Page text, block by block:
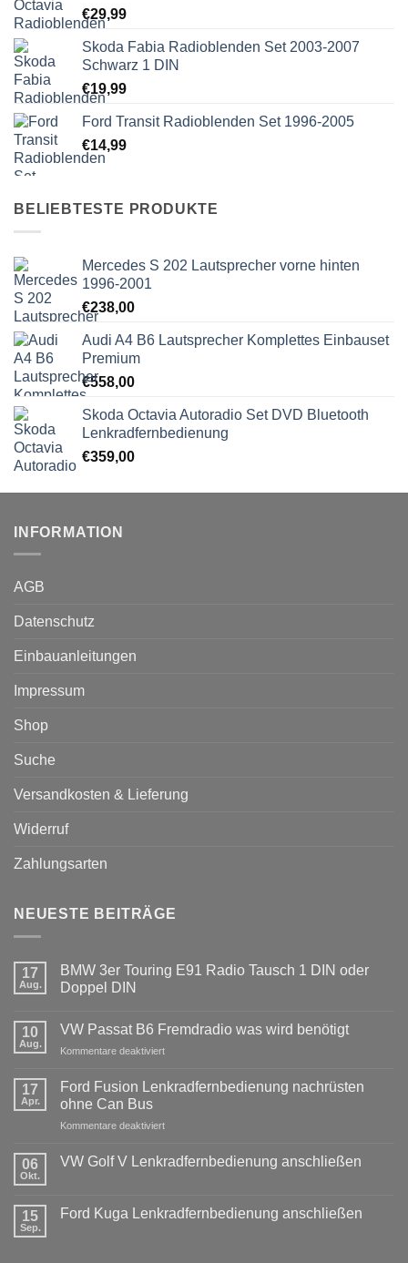
€29,99
Skoda Fabia Radioblenden Set 2003-2007
Schwarz 1 DIN
€19,99
Ford Transit Radioblenden Set 1996-2005
€14,99
BELIEBTESTE PRODUKTE
Mercedes S 202 Lautsprecher vorne hinten
1996-2001
€238,00
Audi A4 B6 Lautsprecher Komplettes Einbauset
Premium
€558,00
Skoda Octavia Autoradio Set DVD Bluetooth
Lenkradfernbedienung
€359,00
INFORMATION
AGB
Datenschutz
Einbauanleitungen
Impressum
Shop
Suche
Versandkosten & Lieferung
Widerruf
Zahlungsarten
NEUESTE BEITRÄGE
17
Aug.
BMW 3er Touring E91 Radio Tausch 1 DIN oder
Doppel DIN
zu
3er
Radio
Tausch
1
DIN
DIN
10
Aug.
VW Passat B6 Fremdradio was wird benötigt
Kommentare deaktiviertfür
Passat
was
benötigt
17
Apr.
Ford Fusion Lenkradfernbedienung nachrüsten
ohne Can Bus
Kommentare deaktiviertfür
Fusion
Can
06
Okt.
VW Golf V Lenkradfernbedienung anschließen
VW
15
Sep.
Ford Kuga Lenkradfernbedienung anschließen